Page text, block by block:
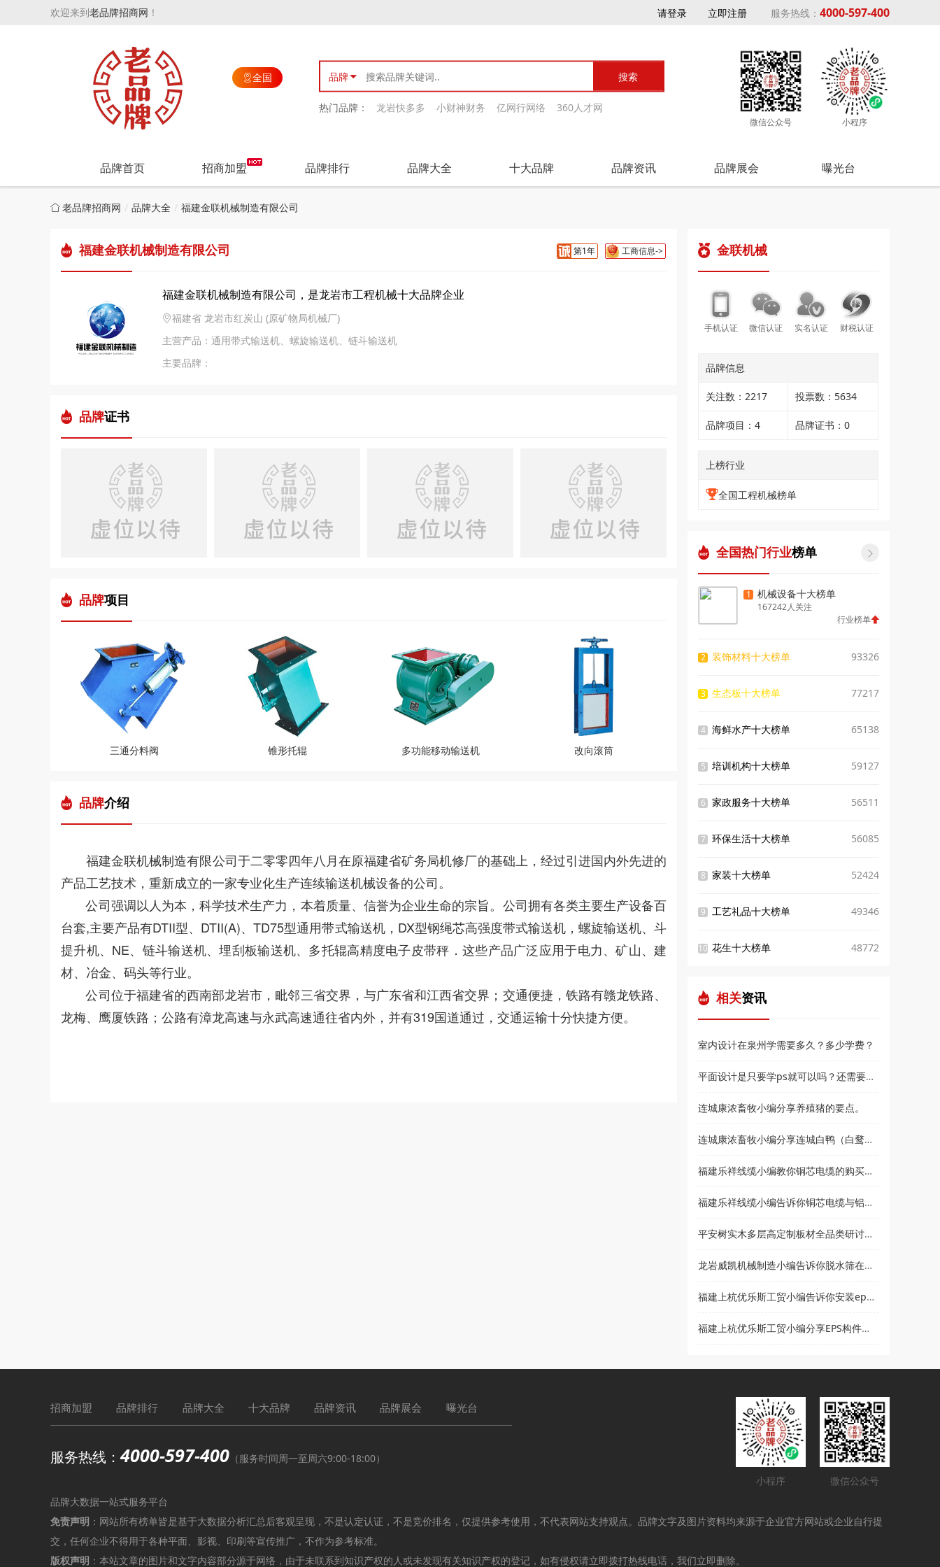
欢迎来到老品牌招商网 ！ 请登录 立即注册 服务热线： 4000-597-400
全国 品牌
热门品牌： 龙岩快多多 小财神财务 亿网行网络 360人才网
微信公众号 小程序
品牌首页 招商加盟 品牌排行 品牌大全 十大品牌 品牌资讯 品牌展会 曝光台
老品牌招商网 品牌大全 福建金联机械制造有限公司
第1年 工商信息->
福建金联机械制造有限公司
福建金联机械制造有限公司，是龙岩市工程机械十大品牌企业
福建省 龙岩市红炭山 (原矿物局机械厂)
主营产品：通用带式输送机、螺旋输送机、链斗输送机
主要品牌：
品牌证书
品牌项目
三通分料阀 锥形托辊 多功能移动输送机 改向滚筒
品牌介绍
福建金联机械制造有限公司于二零零四年八月在原福建省矿务局机修厂的基础上，经过引进国内外先进的
产品工艺技术，重新成立的一家专业化生产连续输送机械设备的公司。
公司强调以人为本，科学技术生产力，本着质量、信誉为企业生命的宗旨。公司拥有各类主要生产设备百
台套,主要产品有DTII型、DTII(A)、TD75型通用带式输送机，DX型钢绳芯高强度带式输送机，螺旋输送机、斗
提升机、NE、链斗输送机、埋刮板输送机、多托辊高精度电子皮带秤．这些产品广泛应用于电力、矿山、建
材、冶金、码头等行业。
公司位于福建省的西南部龙岩市，毗邻三省交界，与广东省和江西省交界；交通便捷，铁路有赣龙铁路、
龙梅、鹰厦铁路；公路有漳龙高速与永武高速通往省内外，并有319国道通过，交通运输十分快捷方便。
金联机械
手机认证 微信认证 实名认证 财税认证
品牌信息
关注数：2217 投票数：5634
品牌项目：4 品牌证书：0
上榜行业
全国工程机械榜单
全国热门行业榜单 
1 机械设备十大榜单
167242人关注
行业榜单
2 装饰材料十大榜单 93326
3 生态板十大榜单 77217
4 海鲜水产十大榜单 65138
5 培训机构十大榜单 59127
6 家政服务十大榜单 56511
7 环保生活十大榜单 56085
8 家装十大榜单 52424
9 工艺礼品十大榜单 49346
10 花生十大榜单 48772
相关资讯
室内设计在泉州学需要多久？多少学费？
平面设计是只要学ps就可以吗？还需要学什么？和高新教育小编来了解
连城康浓畜牧小编分享养殖猪的要点。
连城康浓畜牧小编分享连城白鸭（白鹜鸭）简介
福建乐祥线缆小编教你铜芯电缆的购买技巧？
福建乐祥线缆小编告诉你铜芯电缆与铝芯电缆各有什么优点
平安树实木多层高定制板材全品类研讨会暨2021***经销商大会即将盛大召开
龙岩威凯机械制造小编告诉你脱水筛在使用时要注意哪些事项
福建上杭优乐斯工贸小编告诉你安装eps线条的注意事项
福建上杭优乐斯工贸小编分享EPS构件的应用领域
招商加盟 品牌排行 品牌大全 十大品牌 品牌资讯 品牌展会 曝光台
服务热线：4000-597-400 （服务时间周一至周六9:00-18:00）
小程序
微信公众号
品牌大数据一站式服务平台
免责声明 ：网站所有榜单皆是基于大数据分析汇总后客观呈现，不是认定认证，不是竞价排名，仅提供参考使用，不代表网站支持观点。品牌文字及图片资料均来源于企业官方网站或企业自行提
交，任何企业不得用于各种平面、影视、印刷等宣传推广，不作为参考标准。
版权声明 ：本站文章的图片和文字内容部分源于网络，由于未联系到知识产权的人或未发现有关知识产权的登记，如有侵权请立即拨打热线电话，我们立即删除。